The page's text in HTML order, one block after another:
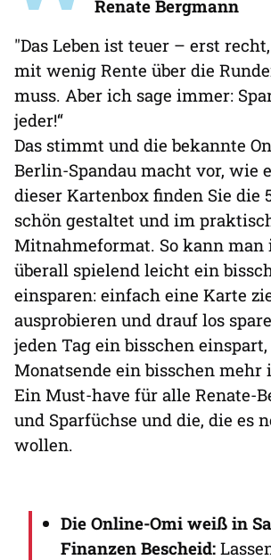
Renate Bergmann
"Das Leben ist teuer – erst
mit wenig Rente über die
muss. Aber ich sage immer:
jeder!“
Das stimmt und die bekannte
Berlin-Spandau macht vor, wie
dieser Kartenbox finden Sie die
schön gestaltet und im
Mitnahmeformat. So kann man
überall spielend leicht ein
einsparen: einfach eine Karte
ausprobieren und drauf los
jeden Tag ein bisschen
Monatsende ein bisschen mehr
Ein Must-have für alle Renate-
und Sparfüchse und die, die es
wollen.
Die Online-Omi weiß in
Finanzen Bescheid: